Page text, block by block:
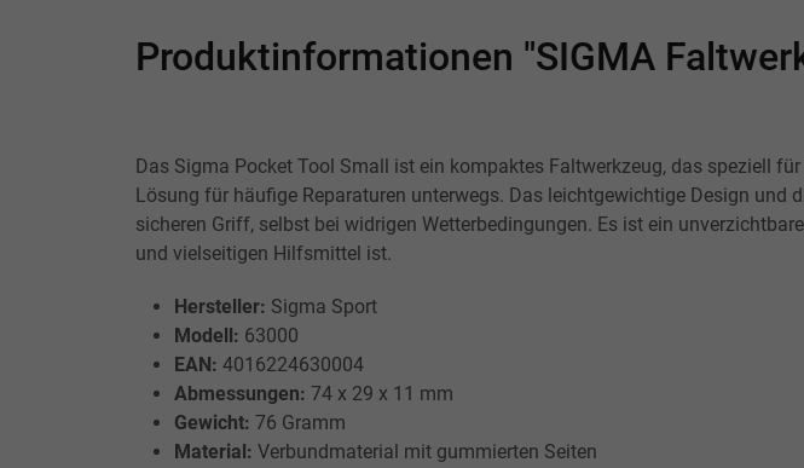
Produktinformationen "SIGMA
Das Sigma Pocket Tool Small ist ein kompaktes Faltwerkzeug, das speziell
Lösung für häufige Reparaturen unterwegs. Das leichtgewichtige Design
sicheren Griff, selbst bei widrigen Wetterbedingungen. Es ist ein
und vielseitigen Hilfsmittel ist.
Hersteller: Sigma Sport
Modell: 63000
EAN: 4016224630004
Abmessungen: 74 x 29 x 11 mm
Gewicht: 76 Gramm
Material: Verbundmaterial mit gummierten Seiten